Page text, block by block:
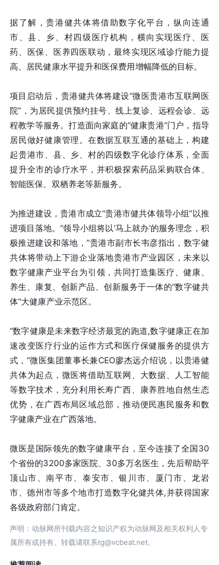
据了解，贵港健共体将借助数字化平台，纵向连通
市、县、乡、村四级医疗机构，横向实现医疗、医
药、医保、医养四医联动，最终实现区域诊疗能力提
高、居民健康水平提升和医保费用增幅降低的目标。
项目启动后，贵港健共体将建设“微医贵港市互联网医
院”，为居民提供预约挂号、线上复诊、远程会诊、远
程教学等服务。打造面向家庭的“健康贵港”门户，指导
居民做好健康管理。在数据互联互通的基础上，构建
起贵港市、县、乡、村的四级数字化诊疗体系，全面
提升全市的诊疗水平，并积极探索药品采购联合体、
智能医保、双栖养老等新服务。
为推进建设，贵港市成立“贵港市健共体领导小组”以推
进项目落地。“领导小组将以‘马上就办’的服务理念，积
极推进建设和落地，”贵港市副市长韦彦指出，数字健
共体将带动上下游企业落地贵港市产业园区，未来以
数字健康产业平台为引领，共同打造集医疗、健康、
养生、康复、创新产品、创新服务于一体的“数字健共
体”大健康产业示范区。
“数字健康是未来数字经济最宽的跑道,数字健康正在加
速改变医疗行业的运作方式和医疗保健服务的提供方
式，”微医集团董事长兼CEO廖杰远介绍说，以贵港健
共体为起点，微医将借助互联网、大数据、人工智能
等数字技术，充分利用长寿广西、康养胜地自然生态
优势，在广西布局区域总部，推动便民惠民服务和数
字健康产业在广西落地。
微医是国际领先的数字健康平台，至今连接了全国30
个省份的3200多家医院、30多万名医生，先后帮助平
顶山市、南平市、泰安市、银川市、厦门市、龙岩
市、德州市等多个地市打造数字化健共体,并获得国家
各级政府部门肯定。
声明：动脉网所刊载内容之知识产权为动脉网及相关权利人专
属所有或持有。转载请联系tg@vcbeat.net。